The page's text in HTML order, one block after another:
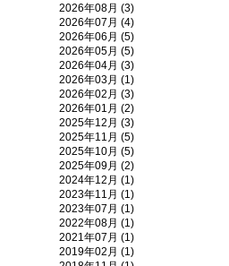
2026年08月 (3)
2026年07月 (4)
2026年06月 (5)
2026年05月 (5)
2026年04月 (3)
2026年03月 (1)
2026年02月 (3)
2026年01月 (2)
2025年12月 (3)
2025年11月 (5)
2025年10月 (5)
2025年09月 (2)
2024年12月 (1)
2023年11月 (1)
2023年07月 (1)
2022年08月 (1)
2021年07月 (1)
2019年02月 (1)